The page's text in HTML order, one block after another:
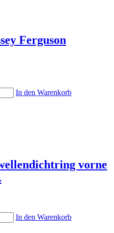
Ferguson
In den Warenkorb
vorne
In den Warenkorb